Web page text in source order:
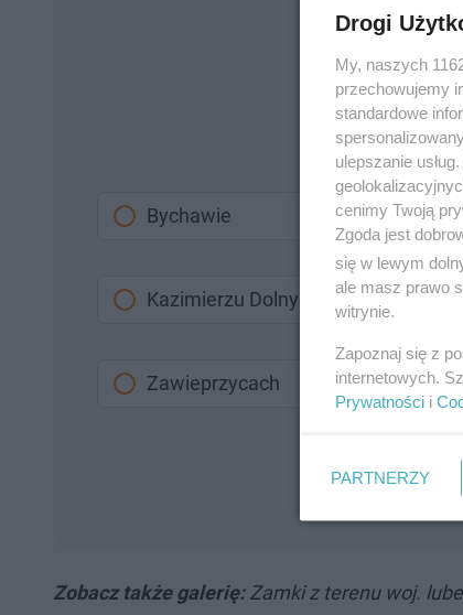
Bychawie
Kazimierzu Dolnym
Zawieprzycach
Zobacz także galerię:Zamki z terenu woj.
Drogi
My, naszych
przechowujemy
standardowe
ulepszanie
cenimy Twoją
Zgoda jest
się w lewym
ale masz prawo
witrynie.
Zapoznaj się z
internetowych.
Prywatności i
PARTNERZY